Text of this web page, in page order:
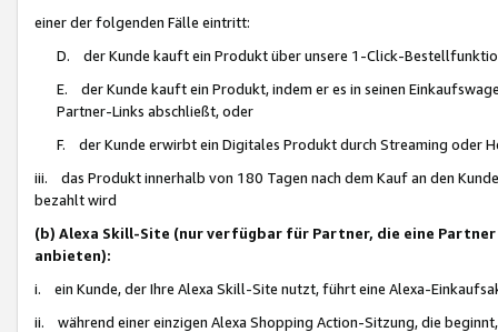
einer der folgenden Fälle eintritt:
D. der Kunde kauft ein Produkt über unsere 1-Click-
E. der Kunde kauft ein Produkt, indem er es in seinen
Partner-Links abschließt, oder
F. der Kunde erwirbt ein Digitales Produkt durch Streaming oder
iii. das Produkt innerhalb von 180 Tagen nach dem Kauf an den
bezahlt wird
(b) Alexa Skill-Site (nur verfügbar für Partner, die eine
anbieten):
i. ein Kunde, der Ihre Alexa Skill-Site nutzt, führt eine Alexa-
ii. während einer einzigen Alexa Shopping Action-Sitzung, die